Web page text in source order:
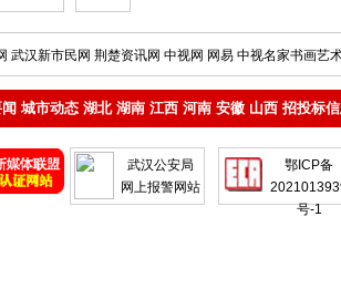
武汉新市民网 荆楚资讯网 中视网 网易 中视名家书画艺
城市动态 湖北 湖南 江西 河南 安徽 山西 招投标
武汉公安局
网上报警网站
鄂ICP备
号-1